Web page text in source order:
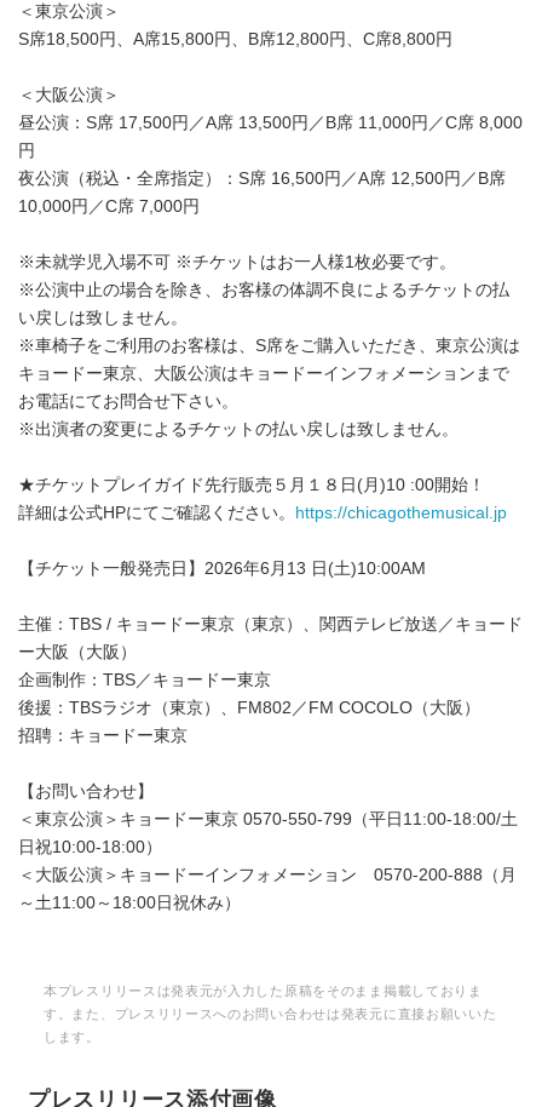
＜東京公演＞
S席18,500円、A席15,800円、B席12,800円、C席8,800円
＜大阪公演＞
昼公演：S席 17,500円／A席 13,500円／B席 11,000円／C席 8,000
円
夜公演（税込・全席指定）：S席 16,500円／A席 12,500円／B席
10,000円／C席 7,000円
※未就学児入場不可 ※チケットはお一人様1枚必要です。
※公演中止の場合を除き、お客様の体調不良によるチケットの払
い戻しは致しません。
※車椅子をご利用のお客様は、S席をご購入いただき、東京公演は
キョードー東京、大阪公演はキョードーインフォメーションまで
お電話にてお問合せ下さい。
※出演者の変更によるチケットの払い戻しは致しません。
★チケットプレイガイド先行販売５月１８日(月)10 :00開始！
詳細は公式HPにてご確認ください。 https://chicagothemusical.jp
【チケット一般発売日】2026年6月13 日(土)10:00AM
主催：TBS / キョードー東京（東京）、関西テレビ放送／キョード
ー大阪（大阪）
企画制作：TBS／キョードー東京
後援：TBSラジオ（東京）、FM802／FM COCOLO（大阪）
招聘：キョードー東京
【お問い合わせ】
＜東京公演＞キョードー東京 0570-550-799（平日11:00-18:00/土
日祝10:00-18:00）
＜大阪公演＞キョードーインフォメーション 0570-200-888（月
～土11:00～18:00日祝休み）
本プレスリリースは発表元が入力した原稿をそのまま掲載しておりま
す。また、プレスリリースへのお問い合わせは発表元に直接お願いいた
します。
プレスリリース添付画像